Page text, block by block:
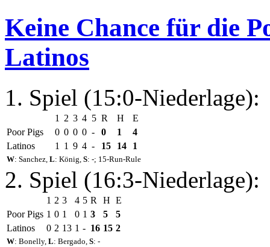
Keine Chance für die
Latinos
1. Spiel (15:0-Niederlage):
1 2 3 4 5 R H
E
Poor Pigs
0 0 0 0 - 0 1
4
Latinos
1 1 9 4 - 15 14 1
W: Sanchez, L: König, S: -; 15-Run-Rule
2. Spiel (16:3-Niederlage):
1 2 3 4 5 R H E
Poor Pigs 1 0 1 0 1 3 5
5
Latinos
0 2 13 1 - 16 15 2
W: Bonelly, L: Bergado, S: -